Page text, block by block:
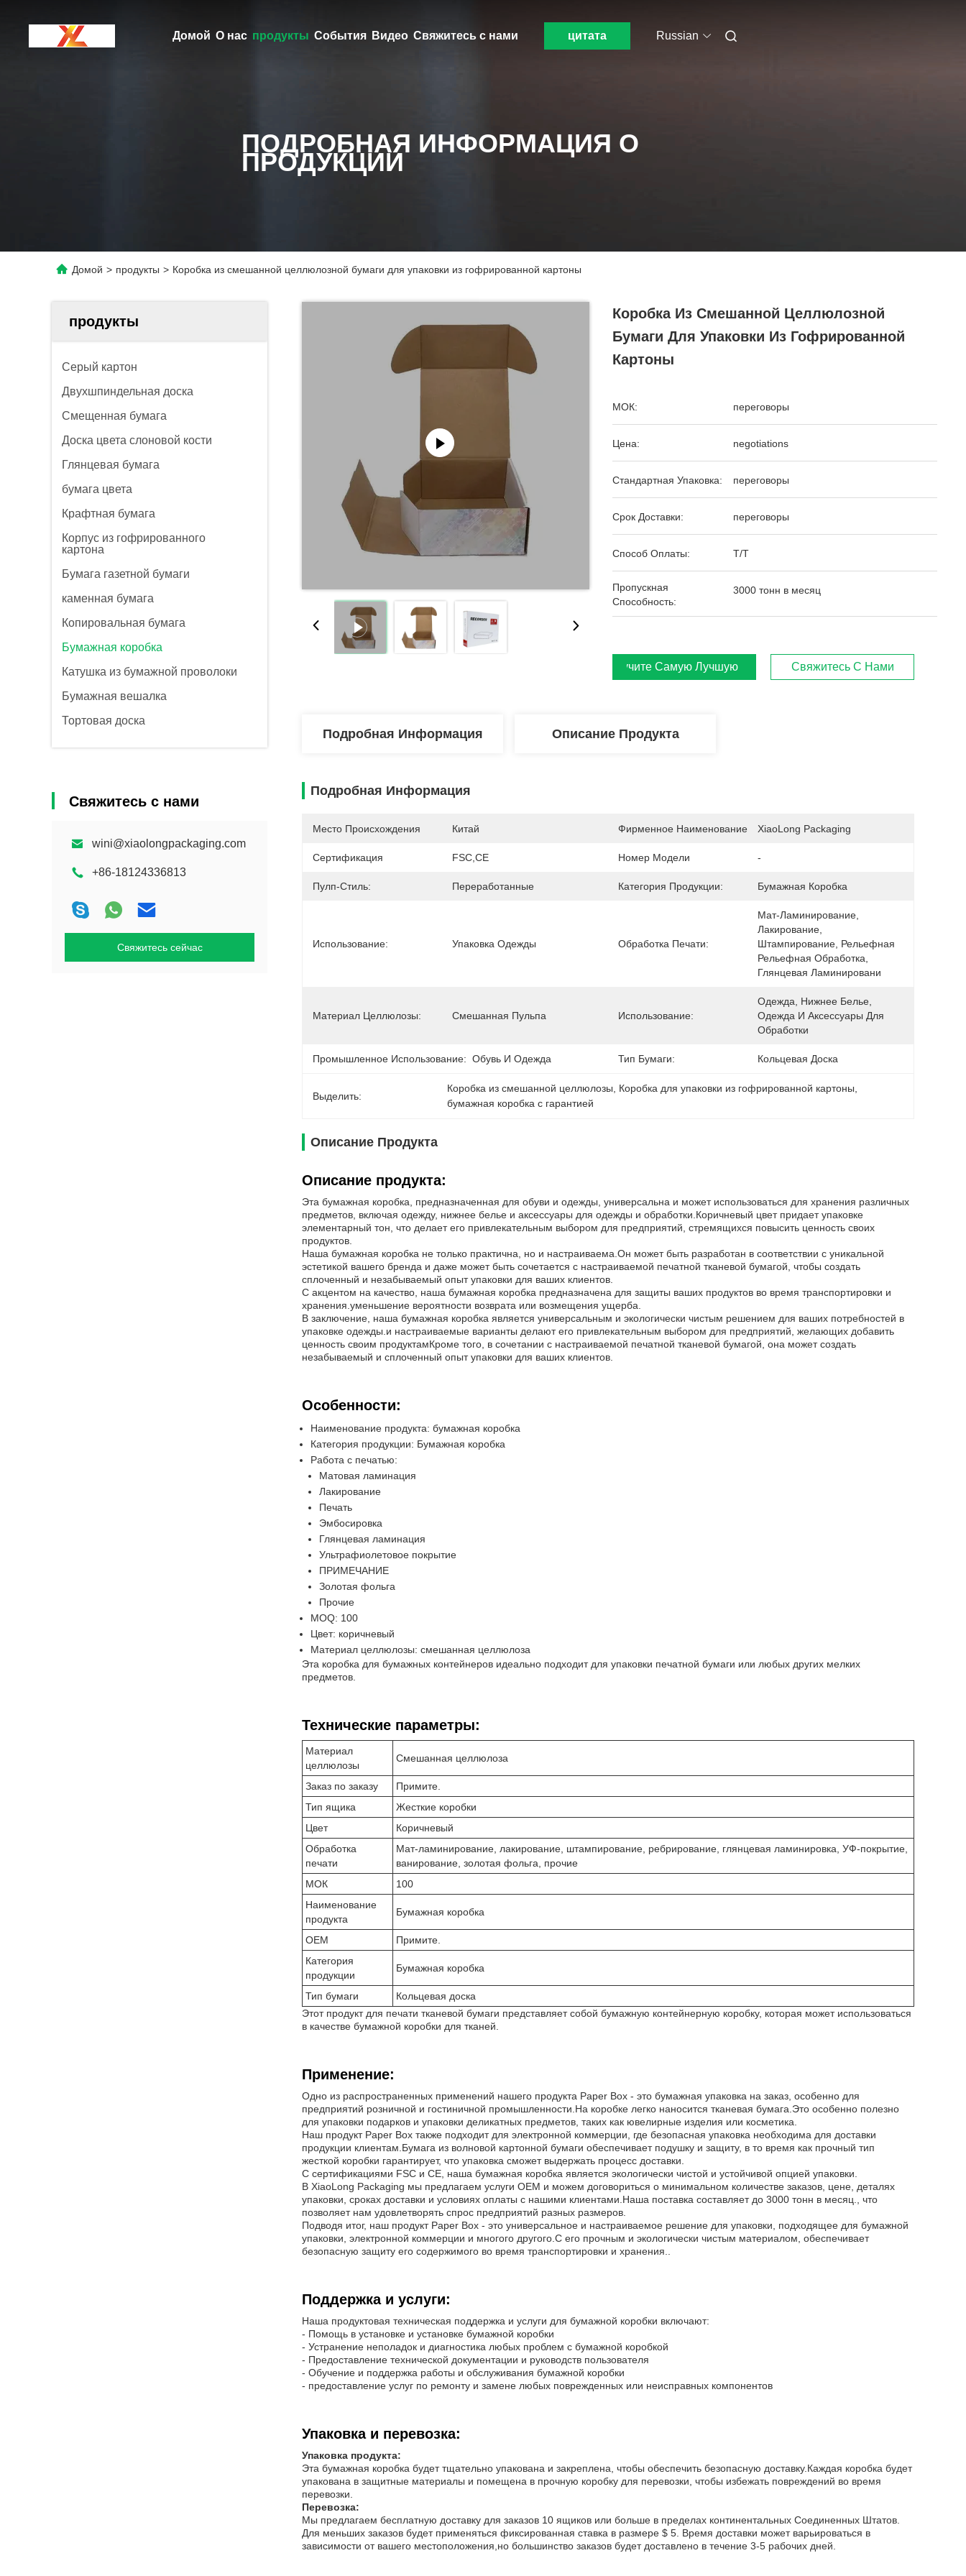
Домой О нас продукты События Видео Свяжитесь с нами цитата Russian
ПОДРОБНАЯ ИНФОРМАЦИЯ О
ПРОДУКЦИИ
Домой > продукты > Коробка из смешанной целлюлозной бумаги для упаковки из гофрированной картоны
продукты
Серый картон
Двухшпиндельная доска
Смещенная бумага
Доска цвета слоновой кости
Глянцевая бумага
бумага цвета
Крафтная бумага
Корпус из гофрированного
картона
Бумага газетной бумаги
каменная бумага
Копировальная бумага
Бумажная коробка
Катушка из бумажной проволоки
Бумажная вешалка
Тортовая доска
Свяжитесь с нами
wini@xiaolongpackaging.com
+86-18124336813
Свяжитесь сейчас
Коробка Из Смешанной Целлюлозной
Бумаги Для Упаковки Из Гофрированной
Картоны
МОК: переговоры
Цена: negotiations
Стандартная Упаковка: переговоры
Срок Доставки: переговоры
Способ Оплаты: T/T
Пропускная
Способность:
3000 тонн в месяц
Получите Самую Лучшую Цену Свяжитесь С Нами
Подробная Информация Описание Продукта
Подробная Информация
Место Происхождения Китай Фирменное Наименование XiaoLong Packaging
Сертификация FSC,CE Номер Модели -
Пулп-Стиль: Переработанные Категория Продукции: Бумажная Коробка
Использование: Упаковка Одежды Обработка Печати:
Мат-Ламинирование,
Лакирование,
Штампирование, Рельефная
Рельефная Обработка,
Глянцевая Ламинировани
Материал Целлюлозы: Смешанная Пульпа Использование:
Одежда, Нижнее Белье,
Одежда И Аксессуары Для
Обработки
Промышленное Использование: Обувь И Одежда Тип Бумаги: Кольцевая Доска
Выделить:
Коробка из смешанной целлюлозы Коробка для упаковки из гофрированной картоны
бумажная коробка с гарантией
Описание Продукта
Описание продукта:
Эта бумажная коробка, предназначенная для обуви и одежды, универсальна и может использоваться для хранения различных
предметов, включая одежду, нижнее белье и аксессуары для одежды и обработки.Коричневый цвет придает упаковке
элементарный тон, что делает его привлекательным выбором для предприятий, стремящихся повысить ценность своих
продуктов.
Наша бумажная коробка не только практична, но и настраиваема.Он может быть разработан в соответствии с уникальной
эстетикой вашего бренда и даже может быть сочетается с настраиваемой печатной тканевой бумагой, чтобы создать
сплоченный и незабываемый опыт упаковки для ваших клиентов.
С акцентом на качество, наша бумажная коробка предназначена для защиты ваших продуктов во время транспортировки и
хранения.уменьшение вероятности возврата или возмещения ущерба.
В заключение, наша бумажная коробка является универсальным и экологически чистым решением для ваших потребностей в
упаковке одежды.и настраиваемые варианты делают его привлекательным выбором для предприятий, желающих добавить
ценность своим продуктамКроме того, в сочетании с настраиваемой печатной тканевой бумагой, она может создать
незабываемый и сплоченный опыт упаковки для ваших клиентов.
Особенности:
Наименование продукта: бумажная коробка
Категория продукции: Бумажная коробка
Работа с печатью:
Матовая ламинация
Лакирование
Печать
Эмбосировка
Глянцевая ламинация
Ультрафиолетовое покрытие
ПРИМЕЧАНИЕ
Золотая фольга
Прочие
MOQ: 100
Цвет: коричневый
Материал целлюлозы: смешанная целлюлоза
Эта коробка для бумажных контейнеров идеально подходит для упаковки печатной бумаги или любых других мелких
предметов.
Технические параметры:
Материал
целлюлозы
Смешанная целлюлоза
Заказ по заказу
Примите.
Тип ящика
Жесткие коробки
Цвет
Коричневый
Обработка
печати
Мат-ламинирование, лакирование, штампирование, ребрирование, глянцевая ламинировка, УФ-покрытие,
ванирование, золотая фольга, прочие
МОК
100
Наименование
продукта
Бумажная коробка
OEM
Примите.
Категория
продукции
Бумажная коробка
Тип бумаги
Кольцевая доска
Этот продукт для печати тканевой бумаги представляет собой бумажную контейнерную коробку, которая может использоваться
в качестве бумажной коробки для тканей.
Применение:
Одно из распространенных применений нашего продукта Paper Box - это бумажная упаковка на заказ, особенно для
предприятий розничной и гостиничной промышленности.На коробке легко наносится тканевая бумага.Это особенно полезно
для упаковки подарков и упаковки деликатных предметов, таких как ювелирные изделия или косметика.
Наш продукт Paper Box также подходит для электронной коммерции, где безопасная упаковка необходима для доставки
продукции клиентам.Бумага из волновой картонной бумаги обеспечивает подушку и защиту, в то время как прочный тип
жесткой коробки гарантирует, что упаковка сможет выдержать процесс доставки.
С сертификациями FSC и CE, наша бумажная коробка является экологически чистой и устойчивой опцией упаковки.
В XiaoLong Packaging мы предлагаем услуги OEM и можем договориться о минимальном количестве заказов, цене, деталях
упаковки, сроках доставки и условиях оплаты с нашими клиентами.Наша поставка составляет до 3000 тонн в месяц., что
позволяет нам удовлетворять спрос предприятий разных размеров.
Подводя итог, наш продукт Paper Box - это универсальное и настраиваемое решение для упаковки, подходящее для бумажной
упаковки, электронной коммерции и многого другого.С его прочным и экологически чистым материалом, обеспечивает
безопасную защиту его содержимого во время транспортировки и хранения..
Поддержка и услуги:
Наша продуктовая техническая поддержка и услуги для бумажной коробки включают:
- Помощь в установке и установке бумажной коробки
- Устранение неполадок и диагностика любых проблем с бумажной коробкой
- Предоставление технической документации и руководств пользователя
- Обучение и поддержка работы и обслуживания бумажной коробки
- предоставление услуг по ремонту и замене любых поврежденных или неисправных компонентов
Упаковка и перевозка:
Упаковка продукта:
Эта бумажная коробка будет тщательно упакована и закреплена, чтобы обеспечить безопасную доставку.Каждая коробка будет
упакована в защитные материалы и помещена в прочную коробку для перевозки, чтобы избежать повреждений во время
перевозки.
Перевозка:
Мы предлагаем бесплатную доставку для заказов 10 ящиков или больше в пределах континентальных Соединенных Штатов.
Для меньших заказов будет применяться фиксированная ставка в размере $ 5. Время доставки может варьироваться в
зависимости от вашего местоположения,но большинство заказов будет доставлено в течение 3-5 рабочих дней.